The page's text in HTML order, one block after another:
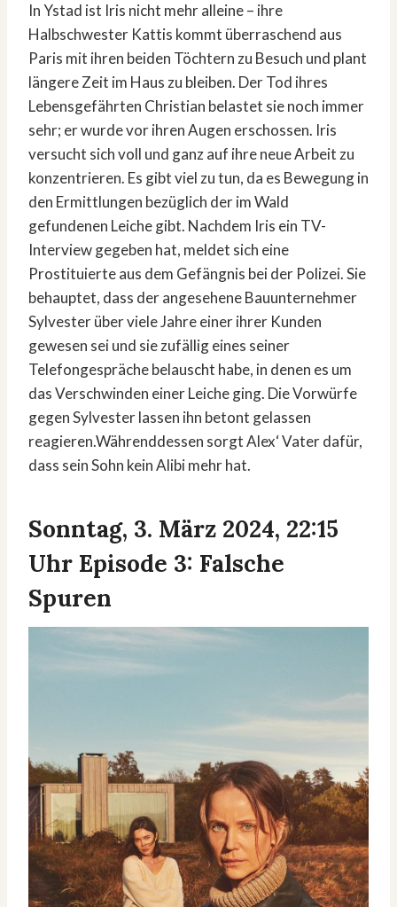
In Ystad ist Iris nicht mehr alleine – ihre
Halbschwester Kattis kommt überraschend aus
Paris mit ihren beiden Töchtern zu Besuch und plant
längere Zeit im Haus zu bleiben. Der Tod ihres
Lebensgefährten Christian belastet sie noch immer
sehr; er wurde vor ihren Augen erschossen. Iris
versucht sich voll und ganz auf ihre neue Arbeit zu
konzentrieren. Es gibt viel zu tun, da es Bewegung in
den Ermittlungen bezüglich der im Wald
gefundenen Leiche gibt. Nachdem Iris ein TV-
Interview gegeben hat, meldet sich eine
Prostituierte aus dem Gefängnis bei der Polizei. Sie
behauptet, dass der angesehene Bauunternehmer
Sylvester über viele Jahre einer ihrer Kunden
gewesen sei und sie zufällig eines seiner
Telefongespräche belauscht habe, in denen es um
das Verschwinden einer Leiche ging. Die Vorwürfe
gegen Sylvester lassen ihn betont gelassen
reagieren.Währenddessen sorgt Alex‘ Vater dafür,
dass sein Sohn kein Alibi mehr hat.
Sonntag, 3. März 2024, 22:15
Uhr Episode 3: Falsche
Spuren